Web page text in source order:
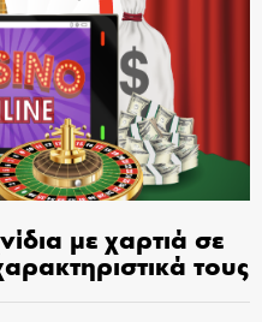
με χαρτιά σε
τους